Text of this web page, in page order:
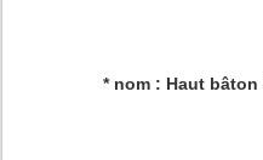
* nom : Haut